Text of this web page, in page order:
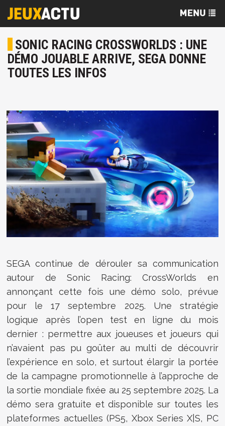
SONIC RACING CROSSWORLDS : UNE
DÉMO JOUABLE ARRIVE, SEGA DONNE
TOUTES LES INFOS
SEGA continue de dérouler sa communication
autour de Sonic Racing: CrossWorlds en
annonçant cette fois une démo solo, prévue
pour le 17 septembre 2025. Une stratégie
logique après l’open test en ligne du mois
dernier : permettre aux joueuses et joueurs qui
n’avaient pas pu goûter au multi de découvrir
l’expérience en solo, et surtout élargir la portée
de la campagne promotionnelle à l’approche de
la sortie mondiale fixée au 25 septembre 2025. La
démo sera gratuite et disponible sur toutes les
plateformes actuelles (PS5, Xbox Series X|S, PC